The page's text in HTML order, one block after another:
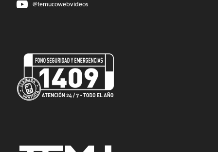
@temucowebvideos